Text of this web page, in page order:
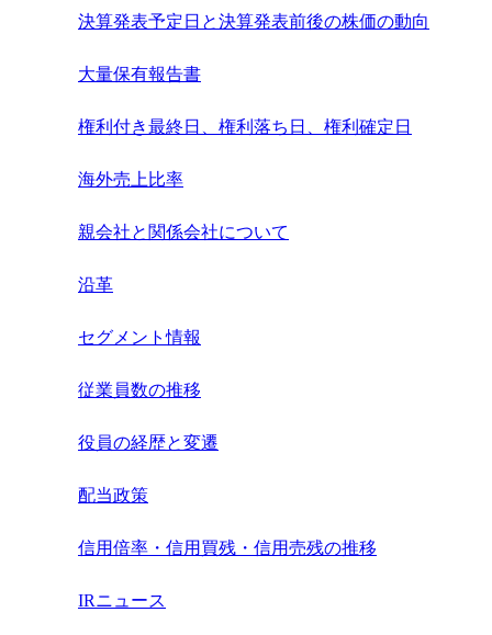
決算発表予定日と決算発表前後の株価の動向
大量保有報告書
権利付き最終日、権利落ち日、権利確定日
海外売上比率
親会社と関係会社について
沿革
セグメント情報
従業員数の推移
役員の経歴と変遷
配当政策
信用倍率・信用買残・信用売残の推移
IRニュース